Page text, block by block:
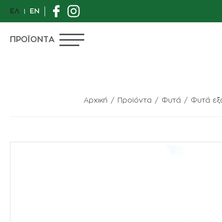
ΕΛ EN
ΠΡΟΪΟΝΤΑ
ΠΡΟΣΦΟΡΕΣΑρχική Προϊόντα Φυτά Φυτά